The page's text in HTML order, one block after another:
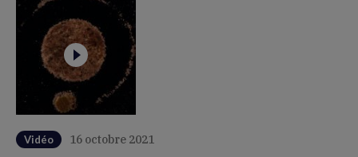
Vidéo 16 octobre 2021